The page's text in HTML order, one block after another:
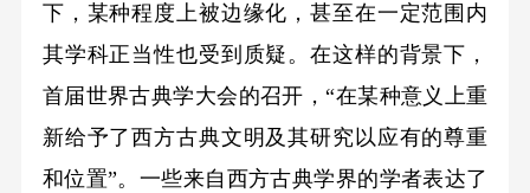
下，某种程度上被边缘化，甚至在一定范围内
其学科正当性也受到质疑。在这样的背景下，
首届世界古典学大会的召开，“在某种意义上重
新给予了西方古典文明及其研究以应有的尊重
和位置”。一些来自西方古典学界的学者表达了